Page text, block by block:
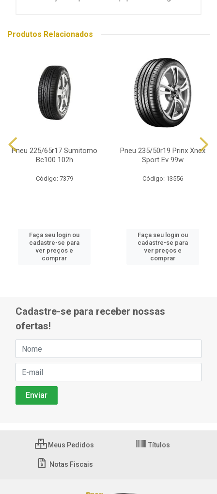
Produtos Relacionados
Pneu 225/65r17 Sumitomo
Bc100 102h
Código: 7379
Faça seu login ou
cadastre-se para
ver preços e
comprar
Pneu 235/50r19 Prinx Xnex
Sport Ev 99w
Código: 13556
Faça seu login ou
cadastre-se para
ver preços e
comprar
Cadastre-se para receber nossas
ofertas!
Meus Pedidos Títulos
Notas Fiscais